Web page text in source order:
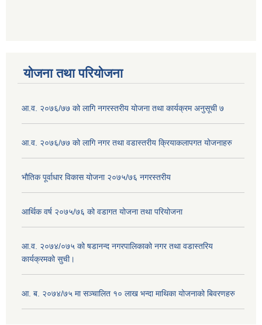
योजना तथा परियोजना
आ.व. २०७६/७७ को लागि नगरस्तरीय योजना तथा कार्यक्रम अनुसूची ७
आ.व. २०७६/७७ को लागि नगर तथा वडास्तरीय क्रियाकलापगत योजनाहरु
भौतिक पूर्वाधार विकास योजना २०७५/७६ नगरस्तरीय
आर्थिक वर्ष २०७५/७६ को वडागत योजना तथा परियोजना
आ.व. २०७४/०७५ को षडानन्द नगरपालिकाको नगर तथा वडास्तरिय
कार्यक्रमको सुची।
आ. ब. २०७४/७५ मा सञ्चालित १० लाख भन्दा माथिका योजनाको बिवरणहरु